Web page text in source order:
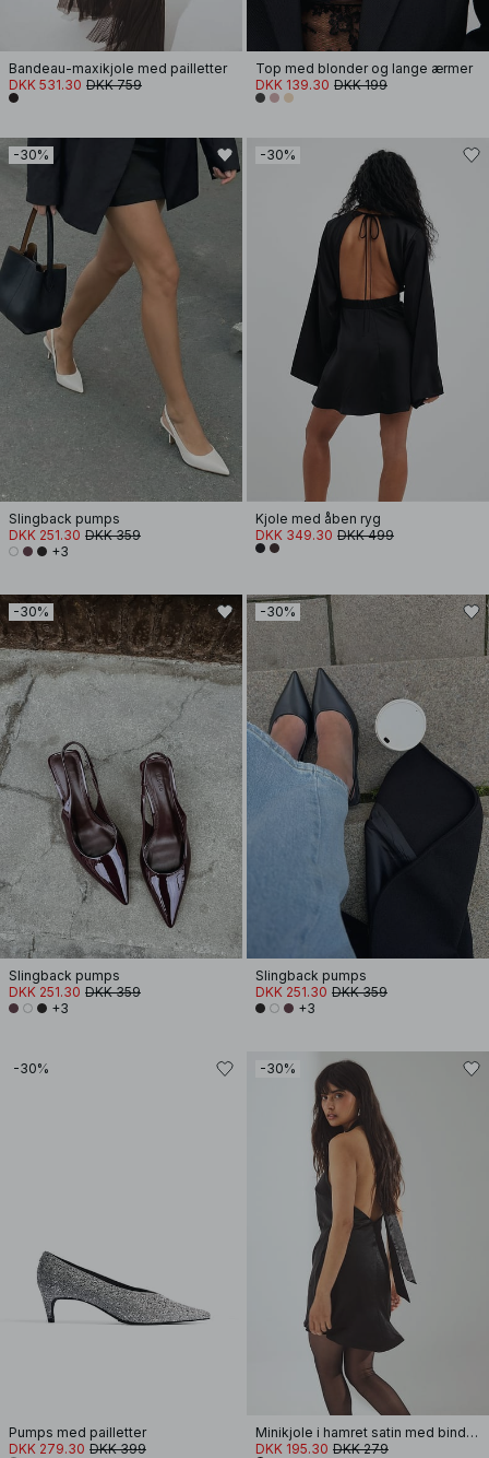
Bandeau-maxikjole med pailletter
DKK 531.30 DKK 759
Top med blonder og lange ærmer
DKK 139.30 DKK 199
-30%
Slingback pumps
DKK 251.30 DKK 359
+3
-30%
Kjole med åben ryg
DKK 349.30 DKK 499
-30%
Slingback pumps
DKK 251.30 DKK 359
+3
-30%
Slingback pumps
DKK 251.30 DKK 359
+3
-30%
Pumps med pailletter
DKK 279.30 DKK 399
-30%
Minikjole i hamret satin med binding i ryg
DKK 195.30 DKK 279